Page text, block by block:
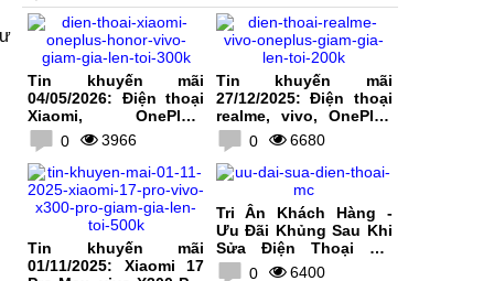
Tin khuyến mãi
04/05/2026: Điện thoại
Xiaomi, OnePlus,
HONOR, vivo giảm giá
lên tới 300K
0 3966
Tin khuyến mãi
27/12/2025: Điện thoại
realme, vivo, OnePlus
giảm giá lên tới 200K
0 6680
Tin khuyến mãi
01/11/2025: Xiaomi 17
Tri Ân Khách Hàng -
Ưu Đãi Khủng Sau Khi
Sửa Điện Thoại Tại
MobileCity
0 6400